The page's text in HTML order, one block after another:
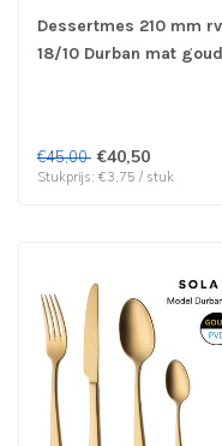
Dessertmes 210 mm
18/10 Durban mat
€45,00 €40,50
Stukprijs: €3,75 / stuk